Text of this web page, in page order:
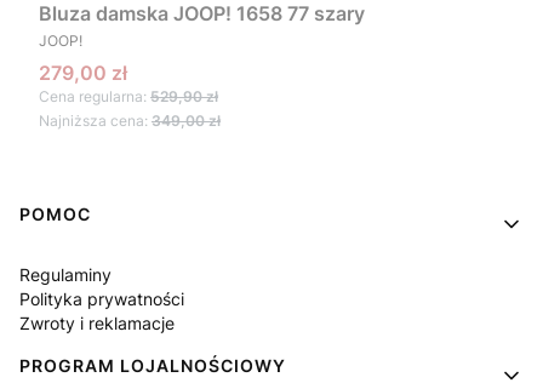
Bluza damska JOOP! 1658 77 szary
PRODUCENT
JOOP!
Cena promocyjna
279,00 zł
Cena regularna: 529,90 zł
Najniższa cena: 349,00 zł
Linki w stopce
POMOC
Regulaminy
Polityka prywatności
Zwroty i reklamacje
PROGRAM LOJALNOŚCIOWY